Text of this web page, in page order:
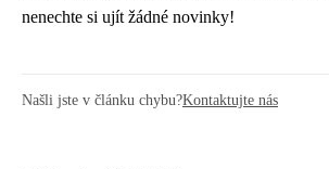
nenechte si ujít žádné novinky!
Našli jste v článku chybu?Kontaktujte nás